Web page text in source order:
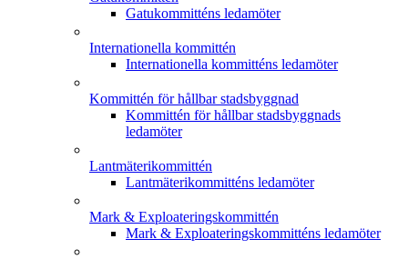
Gatukommitténs ledamöter
Internationella kommittén
Internationella kommitténs ledamöter
Kommittén för hållbar stadsbyggnad
Kommittén för hållbar stadsbyggnads
ledamöter
Lantmäterikommittén
Lantmäterikommitténs ledamöter
Mark & Exploateringskommittén
Mark & Exploateringskommitténs ledamöter